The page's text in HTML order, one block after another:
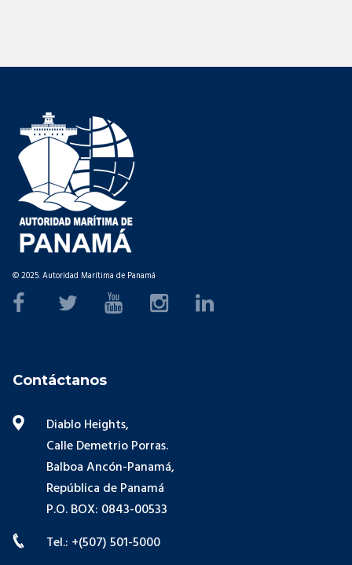
© 2025. Autoridad Marítima de Panamá
Contáctanos
Diablo Heights,
Calle Demetrio Porras.
Balboa Ancón-Panamá,
República de Panamá
P.O. BOX: 0843-00533
Tel.: +(507) 501-5000